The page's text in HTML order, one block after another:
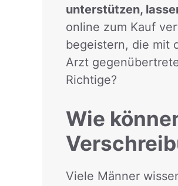
unterstützen,
online zum Kauf
begeistern, die mit
Arzt
Richtige?
Wie
Viele Männer